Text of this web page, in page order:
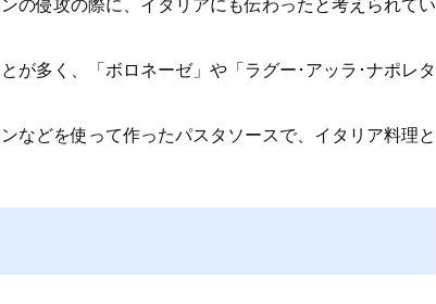
の侵攻の際に、イタリアにも伝わったと考えられてい
が多く、「ボロネーゼ」や「ラグー･アッラ･ナポレタ
などを使って作ったパスタソースで、イタリア料理と